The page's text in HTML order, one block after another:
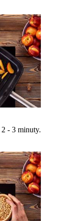
- 3 minuty.